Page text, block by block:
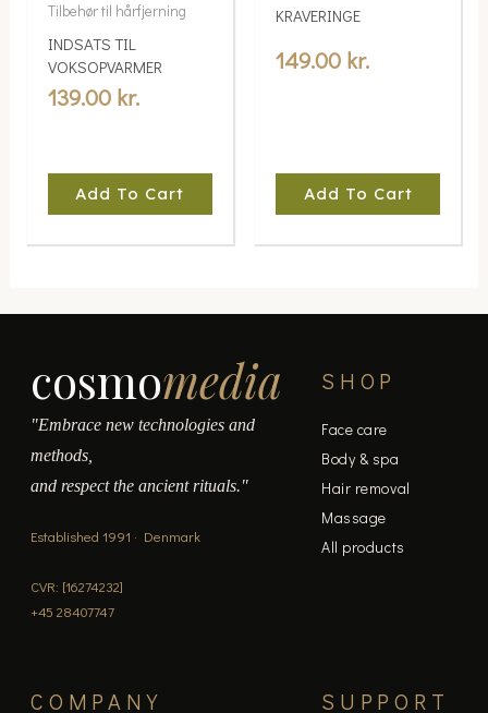
Tilbehør til hårfjerning
INDSATS TIL
VOKSOPVARMER
139.00 kr.
Add To Cart
KRAVERINGE
149.00 kr.
Add To Cart
cosmomedia
"Embrace new technologies and
methods,
and respect the ancient rituals."
Established 1991 · Denmark
CVR: [16274232]
+45 28407747
SHOP
Face care
Body & spa
Hair removal
Massage
All products
COMPANY SUPPORT